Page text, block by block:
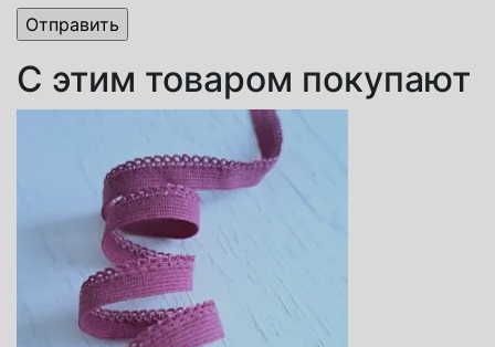
С этим товаром покупают